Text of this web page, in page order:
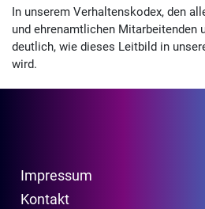
In unserem Verhaltenskodex, den
und ehrenamtlichen Mitarbeitenden
deutlich, wie dieses Leitbild in
wird.
Impressum
Kontakt